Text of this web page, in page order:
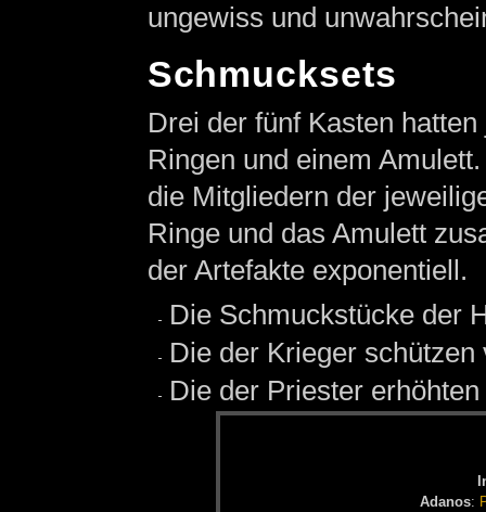
ungewiss und
Schmucksets
Drei der fünf Kasten
Ringen und einem
die Mitgliedern der
Ringe und das Amulett
der Artefakte exponentiell.
Die Schmuckstücke der
Die der Krieger schützen
Die der Priester
Ad­a­nos: